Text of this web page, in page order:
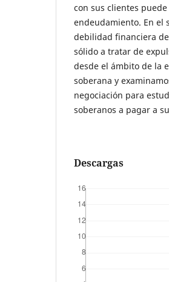
con sus clientes
endeudamiento. En el
debilidad financiera
sólido a tratar de
desde el ámbito de la
soberana y
negociación para
soberanos a pagar a
Descargas